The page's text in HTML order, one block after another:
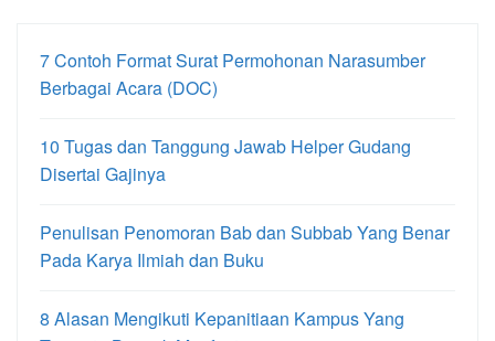
7 Contoh Format Surat Permohonan Narasumber
Berbagai Acara (DOC)
10 Tugas dan Tanggung Jawab Helper Gudang
Disertai Gajinya
Penulisan Penomoran Bab dan Subbab Yang Benar
Pada Karya Ilmiah dan Buku
8 Alasan Mengikuti Kepanitiaan Kampus Yang